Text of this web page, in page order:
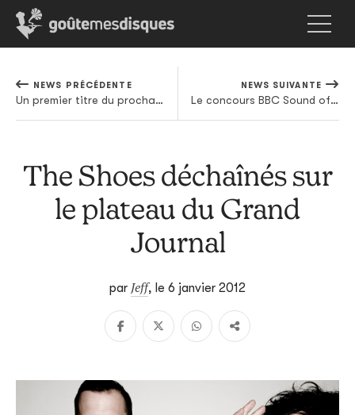
NEWS PRÉCÉDENTE
Un premier titre du prochain Mark Lanegan en écoute
NEWS SUIVANTE
Le concours BBC Sound of 2012 couronne le surprenant Michael Kiwanuka
The Shoes déchaînés sur
le plateau du Grand
Journal
par Jeff, le 6 janvier 2012